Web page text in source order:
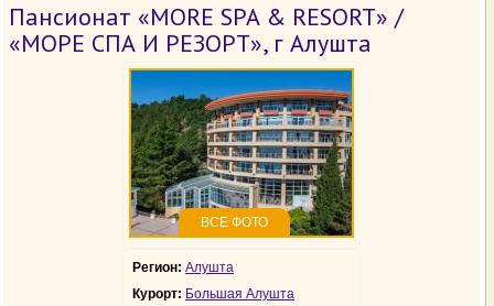
Пансионат «MORE SPA & RESORT» /
«МОРЕ СПА И РЕЗОРТ», г Алушта
ВСЕ ФОТО
Регион: Алушта
Курорт: Большая Алушта